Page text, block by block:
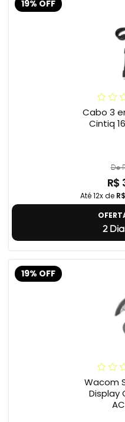
19% OFF
Cabo 3
Cintiq
De
R$
Até 12x de
2
19% OFF
Wacom
Display